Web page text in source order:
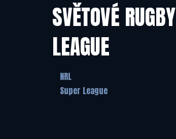
SVĚTOVÉ RUGBY
LEAGUE
NRL
Super League